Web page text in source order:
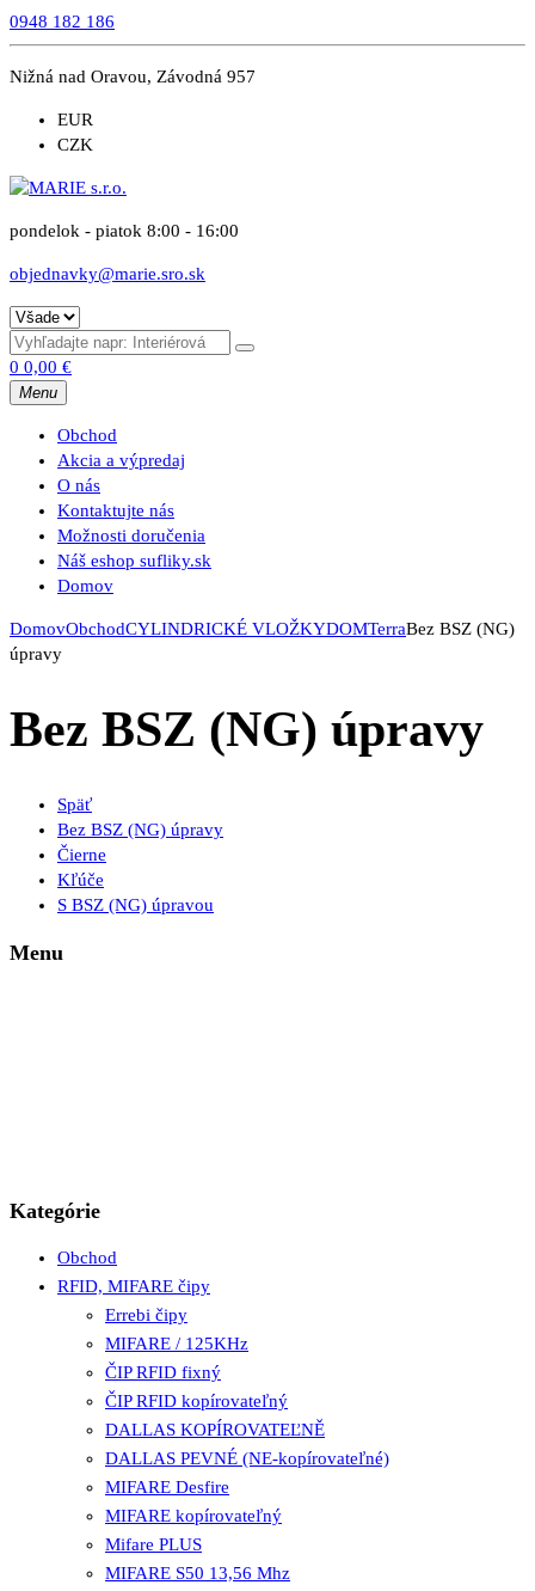
0948 182 186
Nižná nad Oravou, Závodná 957
EUR
CZK
pondelok - piatok 8:00 - 16:00
objednavky@marie.sro.sk
0 0,00 €
Menu
Obchod
Akcia a výpredaj
O nás
Kontaktujte nás
Možnosti doručenia
Náš eshop sufliky.sk
Domov
DomovObchodCYLINDRICKÉ VLOŽKYDOMTerraBez BSZ (NG)
úpravy
Bez BSZ (NG) úpravy
Späť
Bez BSZ (NG) úpravy
Čierne
Kľúče
S BSZ (NG) úpravou
Menu
Kategórie
Obchod
RFID, MIFARE čipy
Errebi čipy
MIFARE / 125KHz
ČIP RFID fixný
ČIP RFID kopírovateľný
DALLAS KOPÍROVATEĽNĚ
DALLAS PEVNÉ (NE-kopírovateľné)
MIFARE Desfire
MIFARE kopírovateľný
Mifare PLUS
MIFARE S50 13,56 Mhz